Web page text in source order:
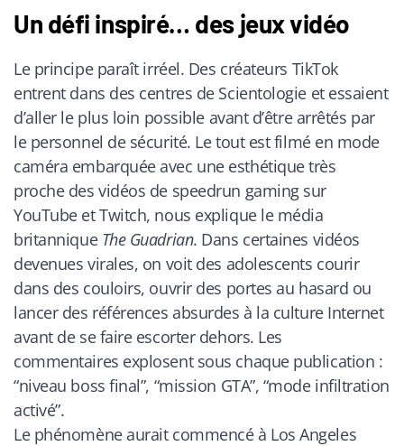
Un défi inspiré… des jeux vidéo
Le principe paraît irréel. Des créateurs TikTok
entrent dans des centres de Scientologie et essaient
d’aller le plus loin possible avant d’être arrêtés par
le personnel de sécurité. Le tout est filmé en mode
caméra embarquée avec une esthétique très
proche des vidéos de speedrun gaming sur
YouTube et Twitch, nous explique le média
britannique The Guadrian. Dans certaines vidéos
devenues virales, on voit des adolescents courir
dans des couloirs, ouvrir des portes au hasard ou
lancer des références absurdes à la culture Internet
avant de se faire escorter dehors. Les
commentaires explosent sous chaque publication :
“niveau boss final”, “mission GTA”, “mode infiltration
activé”.
Le phénomène aurait commencé à Los Angeles